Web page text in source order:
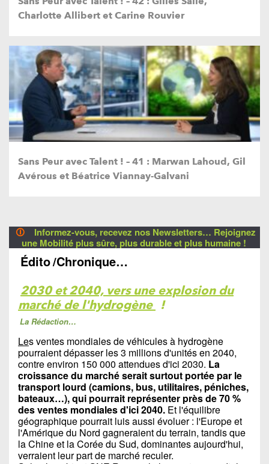
Charlotte Allibert et Carine Rouvier
Sans Peur avec Talent ! – 41 : Marwan Lahoud, Gil
Avérous et Béatrice Viannay-Galvani
🛈
Informez-vous, recevez nos Newsletters… Rejoignez
une Mobilité plus sûre, plus durable et plus humaine !
Édito/Chronique…
2030 et 2040, vers une explosion du
marché de l'hydrogène !
La Rédaction…
Les ventes mondiales de véhicules à hydrogène
pourraient dépasser les 3 millions d'unités en 2040,
contre environ 150 000 attendues d'ici 2030. La
croissance du marché serait surtout portée par le
transport lourd (camions, bus, utilitaires, péniches,
bateaux…), qui pourrait représenter près de 70 %
des ventes mondiales d'ici 2040. Et l'équilibre
géographique pourrait luis aussi évoluer : l'Europe et
l'Amérique du Nord gagneraient du terrain, tandis que
la Chine et la Corée du Sud, dominantes aujourd'hui,
verraient leur part de marché reculer.